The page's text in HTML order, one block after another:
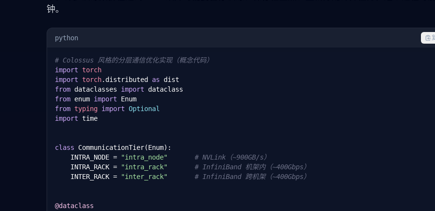
钟。
python
# Colossus 风格的分层通信优化实现（概念代码）
import torch
import torch.distributed as
from dataclasses import
from enum import
from typing import Optional
import time
class CommunicationTier(Enum):
    INTRA_NODE =
"intra_node"
# NVLink（~900GB/s）
    INTRA_RACK =
"intra_rack"
# InfiniBand 机架内（~400Gbps）
    INTER_RACK =
"inter_rack" # InfiniBand 跨机架（~400Gbps）
@dataclass